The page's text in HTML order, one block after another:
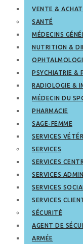
VENTE & ACHAT
SANTÉ
MÉDECINS
NUTRITION &
PSYCHIATRIE &
RADIOLOGIE &
MÉDECIN DU
PHARMACIE
SAGE-FEMME
SERVICES
SERVICES
SERVICES
SERVICES
SERVICES
SERVICES
SÉCURITÉ
AGENT DE
ARMÉE